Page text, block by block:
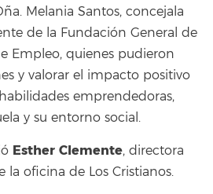
Melania Santos, concejala
de la Fundación General de
Empleo, quienes pudieron
y valorar el impacto positivo
emprendedoras,
y su entorno social.
Esther Clemente, directora
oficina de Los Cristianos.